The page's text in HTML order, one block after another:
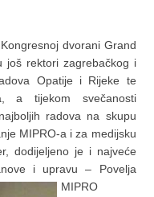
dvorani Grand
još rektori zagrebačkog i
Opatije i Rijeke te
a tijekom svečanosti
radova na skupu
MIPRO-a i za medijsku
dodijeljeno je i najveće
i upravu – Povelja
MIPRO